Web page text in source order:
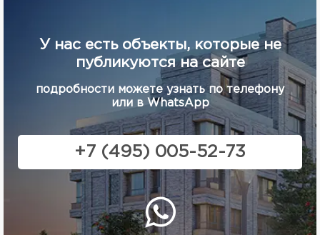
У нас есть объекты, которые не
публикуются на сайте
подробности можете узнать по телефону
или в WhatsApp
+7 (495) 005-52-73